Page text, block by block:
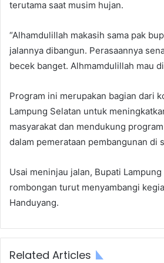
terutama saat musim hujan.
“Alhamdulillah makasih sama pak
jalannya dibangun. Perasaannya
becek banget. Alhmamdulillah mau
Program ini merupakan bagian dari
Lampung Selatan untuk
masyarakat dan mendukung
dalam pemerataan pembangunan di
Usai meninjau jalan, Bupati
rombongan turut menyambangi
Handuyang.
Related Articles